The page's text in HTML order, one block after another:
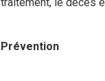
Prévention